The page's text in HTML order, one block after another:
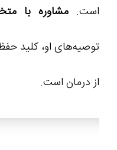
است.مشاوره با
توصیه‌های او، کلید
از درمان است.